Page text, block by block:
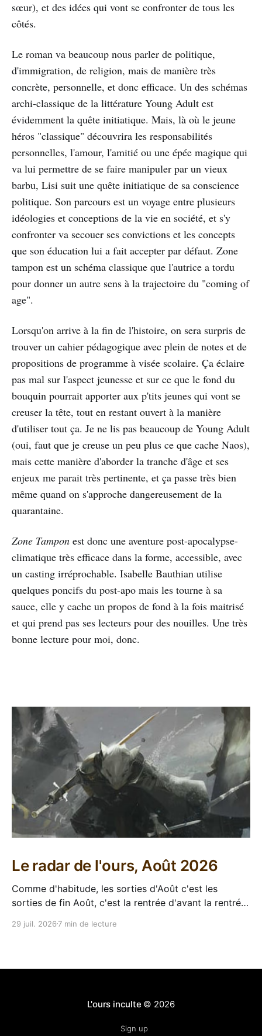
sœur), et des idées qui vont se confronter de tous les
côtés.
Le roman va beaucoup nous parler de politique,
d'immigration, de religion, mais de manière très
concrète, personnelle, et donc efficace. Un des schémas
archi-classique de la littérature Young Adult est
évidemment la quête initiatique. Mais, là où le jeune
héros "classique" découvrira les responsabilités
personnelles, l'amour, l'amitié ou une épée magique qui
va lui permettre de se faire manipuler par un vieux
barbu, Lisi suit une quête initiatique de sa conscience
politique. Son parcours est un voyage entre plusieurs
idéologies et conceptions de la vie en société, et s'y
confronter va secouer ses convictions et les concepts
que son éducation lui a fait accepter par défaut. Zone
tampon est un schéma classique que l'autrice a tordu
pour donner un autre sens à la trajectoire du "coming of
age".
Lorsqu'on arrive à la fin de l'histoire, on sera surpris de
trouver un cahier pédagogique avec plein de notes et de
propositions de programme à visée scolaire. Ça éclaire
pas mal sur l'aspect jeunesse et sur ce que le fond du
bouquin pourrait apporter aux p'tits jeunes qui vont se
creuser la tête, tout en restant ouvert à la manière
d'utiliser tout ça. Je ne lis pas beaucoup de Young Adult
(oui, faut que je creuse un peu plus ce que cache Naos),
mais cette manière d'aborder la tranche d'âge et ses
enjeux me parait très pertinente, et ça passe très bien
même quand on s'approche dangereusement de la
quarantaine.
Zone Tampon est donc une aventure post-apocalypse-
climatique très efficace dans la forme, accessible, avec
un casting irréprochable. Isabelle Bauthian utilise
quelques poncifs du post-apo mais les tourne à sa
sauce, elle y cache un propos de fond à la fois maitrisé
et qui prend pas ses lecteurs pour des nouilles. Une très
bonne lecture pour moi, donc.
Le radar de l'ours, Août 2026
Comme d'habitude, les sorties d'Août c'est les
sorties de fin Août, c'est la rentrée d'avant la rentrée,
29 juil. 2026 7 min de lecture
L'ours inculte © 2026
Sign up